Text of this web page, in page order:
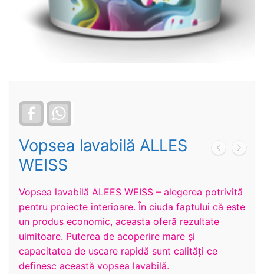
Facebook
Vopsea lavabilă ALLES
WEISS
Vopsea lavabilă ALEES WEISS – alegerea potrivită
pentru proiecte interioare. În ciuda faptului că este
un produs economic, aceasta oferă rezultate
uimitoare. Puterea de acoperire mare și
capacitatea de uscare rapidă sunt calități ce
definesc această vopsea lavabilă.